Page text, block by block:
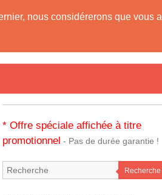
nous considérerons que vous
* Offre spéciale affichée à titre
promotionnel - Pas de durée garantie !
Recherche